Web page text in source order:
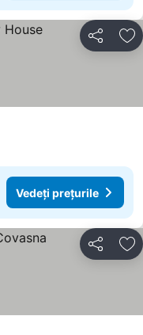
Distribuiți
Vedeți prețurile
Distribuiți